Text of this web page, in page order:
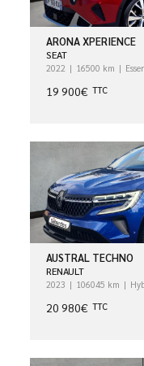
ARONA XPERIENCE
SEAT
2022 16500 km
19 900€ TTC
AUSTRAL TECHNO
RENAULT
2023 106045 km
20 980€ TTC